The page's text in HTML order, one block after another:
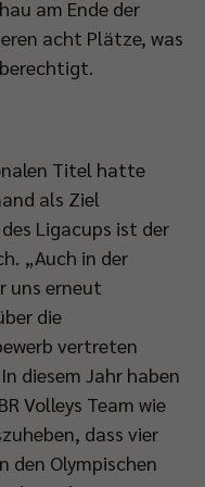
am Ende der
acht Plätze, was
Titel hatte
als Ziel
Ligacups ist der
„Auch in der
uns erneut
die
vertreten
diesem Jahr haben
Volleys Team wie
dass vier
den Olympischen